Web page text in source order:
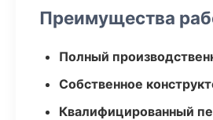
Преимущества
Полный
Собственное
Квалифицированный